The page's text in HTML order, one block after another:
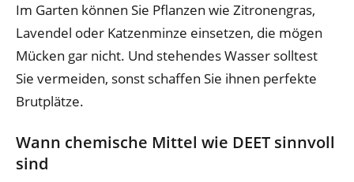
Im Garten können Sie Pflanzen wie Zitronengras,
Lavendel oder Katzenminze einsetzen, die mögen
Mücken gar nicht. Und stehendes Wasser solltest
Sie vermeiden, sonst schaffen Sie ihnen perfekte
Brutplätze.
Wann chemische Mittel wie DEET sinnvoll
sind